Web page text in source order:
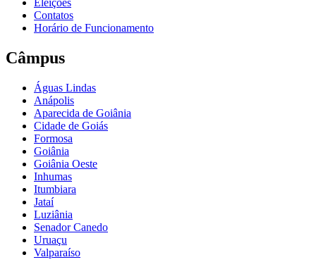
Eleições
Contatos
Horário de Funcionamento
Câmpus
Águas Lindas
Anápolis
Aparecida de Goiânia
Cidade de Goiás
Formosa
Goiânia
Goiânia Oeste
Inhumas
Itumbiara
Jataí
Luziânia
Senador Canedo
Uruaçu
Valparaíso